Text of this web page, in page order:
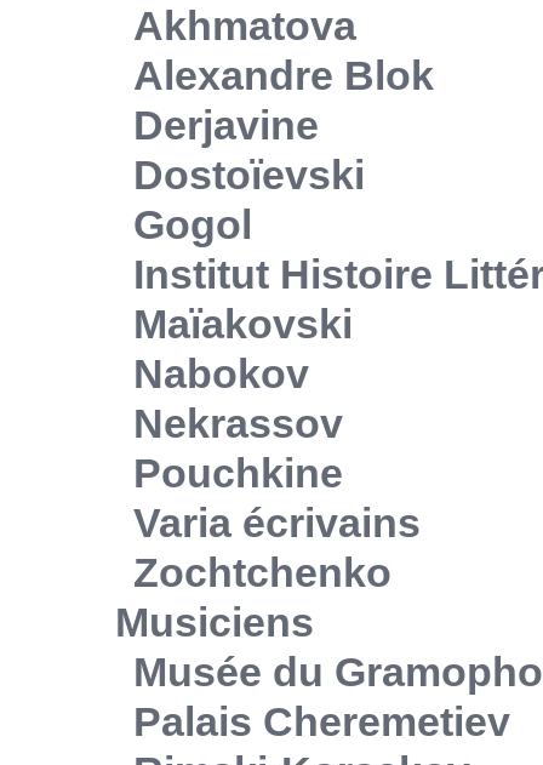
Akhmatova
Alexandre Blok
Derjavine
Dostoïevski
Gogol
Institut Histoire
Maïakovski
Nabokov
Nekrassov
Pouchkine
Varia écrivains
Zochtchenko
Musiciens
Musée du
Palais Cheremetiev